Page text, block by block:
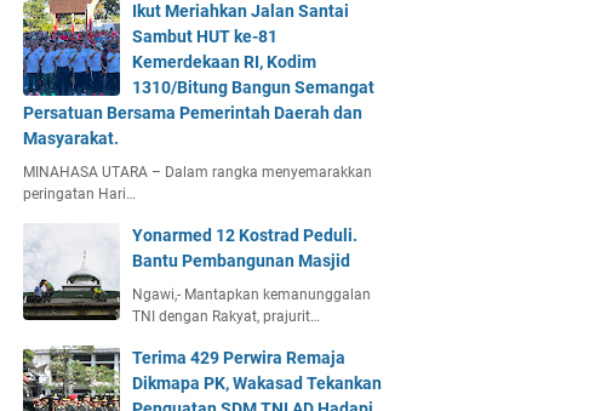
Ikut Meriahkan Jalan Santai
Sambut HUT ke-81
Kemerdekaan RI, Kodim
1310/Bitung Bangun Semangat
Persatuan Bersama Pemerintah Daerah dan
Masyarakat.
MINAHASA UTARA – Dalam rangka menyemarakkan
peringatan Hari…
Yonarmed 12 Kostrad Peduli.
Bantu Pembangunan Masjid
Ngawi,- Mantapkan kemanunggalan
TNI dengan Rakyat, prajurit…
Terima 429 Perwira Remaja
Dikmapa PK, Wakasad Tekankan